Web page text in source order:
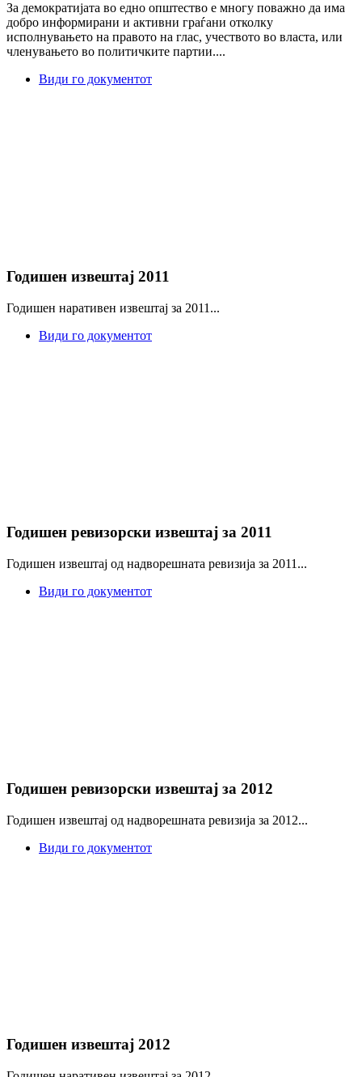
За демократијата во едно општество е многу поважно да има
добро информирани и активни граѓани отколку
исполнувањето на правото на глас, учеството во власта, или
членувањето во политичките партии....
Види го документот
Годишен извештај 2011
Годишен наративен извештај за 2011...
Види го документот
Годишен ревизорски извештај за 2011
Годишен извештај од надворешната ревизија за 2011...
Види го документот
Годишен ревизорски извештај за 2012
Годишен извештај од надворешната ревизија за 2012...
Види го документот
Годишен извештај 2012